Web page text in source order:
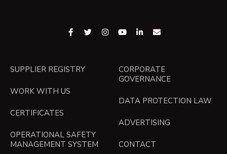
SUPPLIER REGISTRY
WORK WITH US
CERTIFICATES
OPERATIONAL SAFETY
MANAGEMENT SYSTEM
CORPORATE
GOVERNANCE
DATA PROTECTION LAW
ADVERTISING
CONTACT